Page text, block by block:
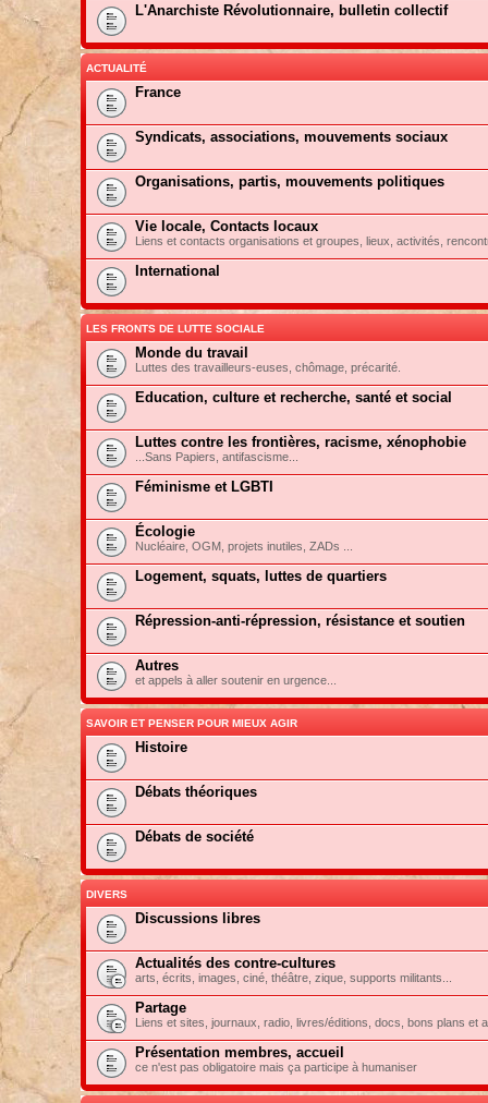
L'Anarchiste Révolutionnaire, bulletin collectif
ACTUALITÉ
France
Syndicats, associations, mouvements sociaux
Organisations, partis, mouvements politiques
Vie locale, Contacts locaux
Liens et contacts organisations et groupes, lieux, activités,
International
LES FRONTS DE LUTTE SOCIALE
Monde du travail
Luttes des travailleurs-euses, chômage, précarité.
Education, culture et recherche, santé et social
Luttes contre les frontières, racisme, xénophobie
...Sans Papiers, antifascisme...
Féminisme et LGBTI
Écologie
Nucléaire, OGM, projets inutiles, ZADs ...
Logement, squats, luttes de quartiers
Répression-anti-répression, résistance et soutien
Autres
et appels à aller soutenir en urgence...
SAVOIR ET PENSER POUR MIEUX AGIR
Histoire
Débats théoriques
Débats de société
DIVERS
Discussions libres
Actualités des contre-cultures
arts, écrits, images, ciné, théâtre, zique, supports militants...
Partage
Liens et sites, journaux, radio, livres/éditions, docs, bons plans et
Présentation membres, accueil
ce n'est pas obligatoire mais ça participe à humaniser